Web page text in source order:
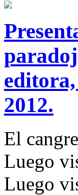
2012.
El
Luego
Luego